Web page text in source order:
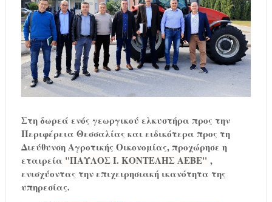
Στη δωρεά ενός γεωργικού ελκυστήρα προς την
Περιφέρεια Θεσσαλίας και ειδικότερα προς τη
Διεύθυνση Αγροτικής Οικονομίας, προχώρησε η
εταιρεία "ΠΑΥΛΟΣ Ι. ΚΟΝΤΕΛΗΣ ΑΕΒΕ" ,
ενισχύοντας την επιχειρησιακή ικανότητα της
υπηρεσίας.